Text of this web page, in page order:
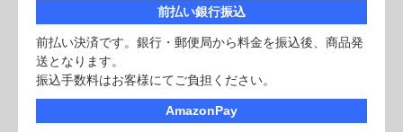
前払い銀行振込
前払い決済です。銀行・郵便局から料金を振込後、商品発
送となります。
振込手数料はお客様にてご負担ください。
AmazonPay